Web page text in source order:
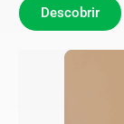
Descobrir